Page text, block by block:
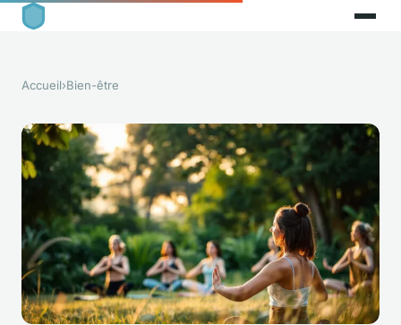
Accueil›Bien-être